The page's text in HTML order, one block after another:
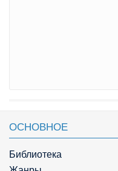
ОСНОВНОЕ
Библиотека